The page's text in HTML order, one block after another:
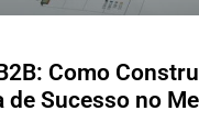
Como
de Sucesso no